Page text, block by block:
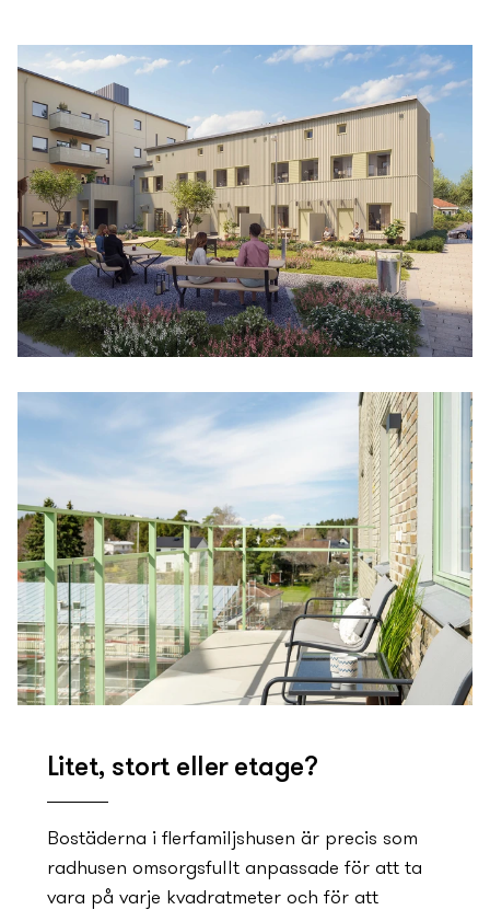
Litet, stort eller etage?
Bostäderna i flerfamiljshusen är precis som
radhusen omsorgsfullt anpassade för att ta
vara på varje kvadratmeter och för att